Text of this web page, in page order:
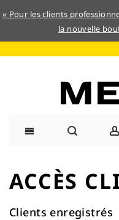
« Pour les clients
la nouvelle
contenu
ACCÈS
Clients enregistrés